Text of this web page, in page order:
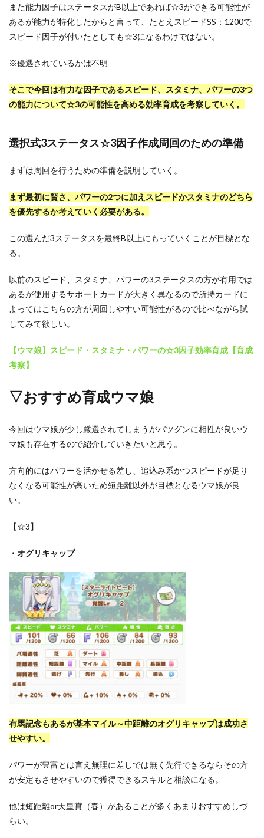
また能力因子はステータスがB以上であれば☆3ができる可能性が
あるが能力が特化したからと言って、たとえスピードSS：1200で
スピード因子が付いたとしても☆3になるわけではない。
※優遇されているかは不明
そこで今回は有力な因子であるスピード、スタミナ、パワーの3つ
の能力について☆3の可能性を高める効率育成を考察していく。
選択式3ステータス☆3因子作成周回のための準備
まずは周回を行うための準備を説明していく。
まず最初に賢さ、パワーの2つに加えスピードかスタミナのどちら
を優先するか考えていく必要がある。
この選んだ3ステータスを最終B以上にもっていくことが目標とな
る。
以前のスピード、スタミナ、パワーの3ステータスの方が有用では
あるが使用するサポートカードが大きく異なるので所持カードに
よってはこちらの方が周回しやすい可能性がるので比べながら試
してみて欲しい。
【ウマ娘】スピード・スタミナ・パワーの☆3因子効率育成【育成
考察】
▽おすすめ育成ウマ娘
今回はウマ娘が少し厳選されてしまうがバツグンに相性が良いウ
マ娘も存在するので紹介していきたいと思う。
方向的にはパワーを活かせる差し、追込み系かつスピードが足り
なくなる可能性が高いため短距離以外が目標となるウマ娘が良
い。
【☆3】
・オグリキャップ
有馬記念もあるが基本マイル～中距離のオグリキャップは成功さ
せやすい。
パワーが豊富とは言え無理に差しでは無く先行できるならその方
が安定もさせやすいので獲得できるスキルと相談になる。
他は短距離or天皇賞（春）があることが多くあまりおすすめしづ
らい。